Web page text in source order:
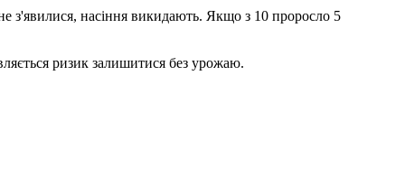
з'явилися, насіння викидають. Якщо з 10 проросло 5
ризик залишитися без урожаю.